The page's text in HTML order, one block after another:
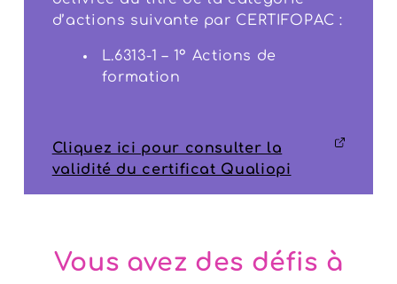
d’actions suivante par CERTIFOPAC :
L.6313-1 – 1° Actions de
formation
Cliquez ici pour consulter la
validité du certificat Qualiopi
Vous avez des défis à